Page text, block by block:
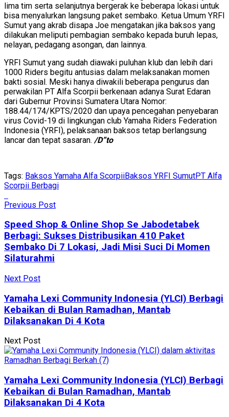
lima tim serta selanjutnya bergerak ke beberapa lokasi untuk
bisa menyalurkan langsung paket sembako. Ketua Umum YRFI
Sumut yang akrab disapa Joe mengatakan jika baksos yang
dilakukan meliputi pembagian sembako kepada buruh lepas,
nelayan, pedagang asongan, dan lainnya.
YRFI Sumut yang sudah diawaki puluhan klub dan lebih dari
1000 Riders begitu antusias dalam melaksanakan momen
bakti sosial. Meski hanya diwakili beberapa pengurus dan
perwakilan PT Alfa Scorpii berkenaan adanya Surat Edaran
dari Gubernur Provinsi Sumatera Utara Nomor:
188.44/174/KPTS/2020 dan upaya pencegahan penyebaran
virus Covid-19 di lingkungan club Yamaha Riders Federation
Indonesia (YRFI), pelaksanaan baksos tetap berlangsung
lancar dan tepat sasaran. /D”to
Tags: Baksos Yamaha Alfa ScorpiiBaksos YRFI SumutPT Alfa
Scorpii Berbagi
Previous Post
Speed Shop & Online Shop Se Jabodetabek
Berbagi: Sukses Distribusikan 410 Paket
Sembako Di 7 Lokasi, Jadi Misi Suci Di Momen
Silaturahmi
Next Post
Yamaha Lexi Community Indonesia (YLCI) Berbagi
Kebaikan di Bulan Ramadhan, Mantab
Dilaksanakan Di 4 Kota
Next Post
Yamaha Lexi Community Indonesia (YLCI) Berbagi
Kebaikan di Bulan Ramadhan, Mantab
Dilaksanakan Di 4 Kota